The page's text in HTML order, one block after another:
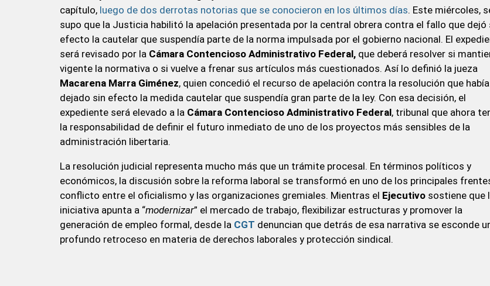
capítulo, luego de dos derrotas notorias que se conocieron en los últimos días. Este miércoles,
supo que la Justicia habilitó la apelación presentada por la central obrera contra el fallo que dejó
efecto la cautelar que suspendía parte de la norma impulsada por el gobierno nacional. El
será revisado por la Cámara Contencioso Administrativo Federal, que deberá resolver si
vigente la normativa o si vuelve a frenar sus artículos más cuestionados. Así lo definió la jueza
Macarena Marra Giménez, quien concedió el recurso de apelación contra la resolución que había
dejado sin efecto la medida cautelar que suspendía gran parte de la ley. Con esa decisión, el
expediente será elevado a la Cámara Contencioso Administrativo Federal, tribunal que ahora
la responsabilidad de definir el futuro inmediato de uno de los proyectos más sensibles de la
administración libertaria.
La resolución judicial representa mucho más que un trámite procesal. En términos políticos y
económicos, la discusión sobre la reforma laboral se transformó en uno de los principales
conflicto entre el oficialismo y las organizaciones gremiales. Mientras el Ejecutivo sostiene que
iniciativa apunta a “modernizar” el mercado de trabajo, flexibilizar estructuras y promover la
generación de empleo formal, desde la CGT denuncian que detrás de esa narrativa se esconde
profundo retroceso en materia de derechos laborales y protección sindical.